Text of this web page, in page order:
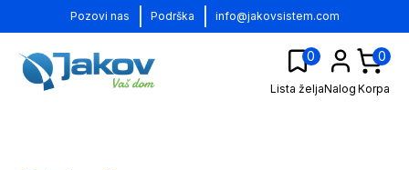
Pozovi nas Podrška info@jakovsistem.com
0
Lista željaNalog
0
Korpa